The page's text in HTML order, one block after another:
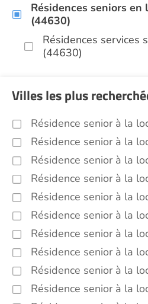
Résidences seniors en
(44630)
Résidences services
(44630)
Villes les plus
Résidence senior à la
Résidence senior à la
Résidence senior à la
Résidence senior à la
Résidence senior à la
Résidence senior à la
Résidence senior à la
Résidence senior à la
Résidence senior à la
Résidence senior à la